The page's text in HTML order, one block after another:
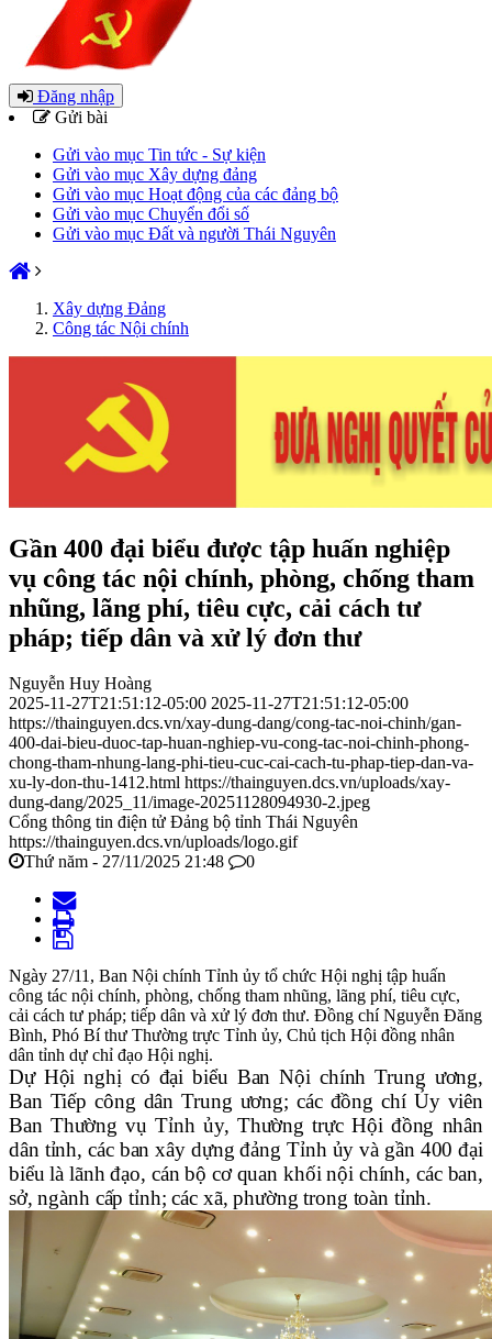
Đăng nhập
Gửi bài
Gửi vào mục Tin tức - Sự kiện
Gửi vào mục Xây dựng đảng
Gửi vào mục Hoạt động của các đảng bộ
Gửi vào mục Chuyển đổi số
Gửi vào mục Đất và người Thái Nguyên
Xây dựng Đảng
Công tác Nội chính
Gần 400 đại biểu được tập huấn nghiệp
vụ công tác nội chính, phòng, chống tham
nhũng, lãng phí, tiêu cực, cải cách tư
pháp; tiếp dân và xử lý đơn thư
Nguyễn Huy Hoàng
2025-11-27T21:51:12-05:00 2025-11-27T21:51:12-05:00
https://thainguyen.dcs.vn/xay-dung-dang/cong-tac-noi-chinh/gan-
400-dai-bieu-duoc-tap-huan-nghiep-vu-cong-tac-noi-chinh-phong-
chong-tham-nhung-lang-phi-tieu-cuc-cai-cach-tu-phap-tiep-dan-va-
xu-ly-don-thu-1412.html https://thainguyen.dcs.vn/uploads/xay-
dung-dang/2025_11/image-20251128094930-2.jpeg
Cổng thông tin điện tử Đảng bộ tỉnh Thái Nguyên
https://thainguyen.dcs.vn/uploads/logo.gif
Thứ năm - 27/11/2025 21:48
0
Ngày 27/11, Ban Nội chính Tỉnh ủy tổ chức Hội nghị tập huấn
công tác nội chính, phòng, chống tham nhũng, lãng phí, tiêu cực,
cải cách tư pháp; tiếp dân và xử lý đơn thư. Đồng chí Nguyễn Đăng
Bình, Phó Bí thư Thường trực Tỉnh ủy, Chủ tịch Hội đồng nhân
dân tỉnh dự chỉ đạo Hội nghị.
Dự Hội nghị có đại biểu Ban Nội chính Trung ương,
Ban Tiếp công dân Trung ương; các đồng chí Ủy viên
Ban Thường vụ Tỉnh ủy, Thường trực Hội đồng nhân
dân tỉnh, các ban xây dựng đảng Tỉnh ủy và gần 400 đại
biểu là lãnh đạo, cán bộ cơ quan khối nội chính, các ban,
sở, ngành cấp tỉnh; các xã, phường trong toàn tỉnh.